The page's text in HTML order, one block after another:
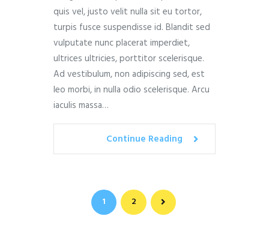
quis vel, justo velit nulla sit eu tortor,
turpis fusce suspendisse id. Blandit sed
vulputate nunc placerat imperdiet,
ultrices ultricies, porttitor scelerisque.
Ad vestibulum, non adipiscing sed, est
leo morbi, in nulla odio scelerisque. Arcu
iaculis massa…
Continue Reading
Paginación
PAGE
1 PAGE
2
>